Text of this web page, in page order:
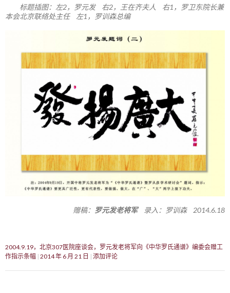
标题插图：左2，罗元发 右2，王在齐夫人 右1，罗卫东院长兼
本会北京联络处主任 左1，罗训森总编
赠稿： 罗元发老将军录入：罗训森 2014.6.18
2004.9.19，北京307医院座谈会，罗元发老将军向《中华罗氏通谱》编委会赠工
作指示条幅 2014 年 6 月 21 日 添加评论